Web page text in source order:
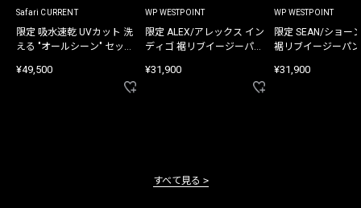
Safari CURRENT
限定 吸水速乾 UVカット 洗
える "オールシーン" セット
¥49,500
WP WESTPOINT
限定 ALEX/アレックス イン
ディゴ 裾リブイージーパン
¥31,900
WP WESTPOINT
限定 SEAN/ショー
裾リブイージーパ
¥31,900
すべて見る